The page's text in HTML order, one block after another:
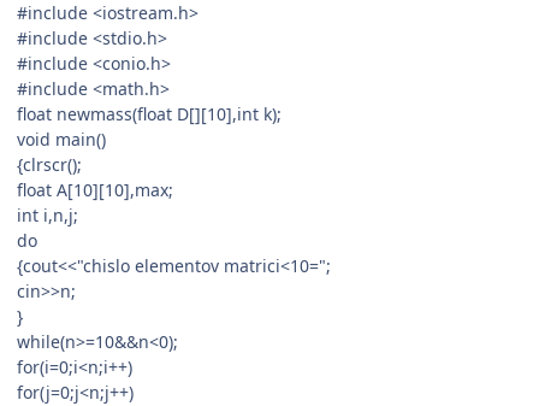
#include <iostream.h>
#include <stdio.h>
#include <conio.h>
#include <math.h>
float newmass(float D[][10],int k);
void main()
{clrscr();
float A[10][10],max;
int i,n,j;
do
{cout<<"chislo elementov matrici<10=";
cin>>n;
}
while(n>=10&&n<0);
for(i=0;i<n;i++)
for(j=0;j<n;j++)